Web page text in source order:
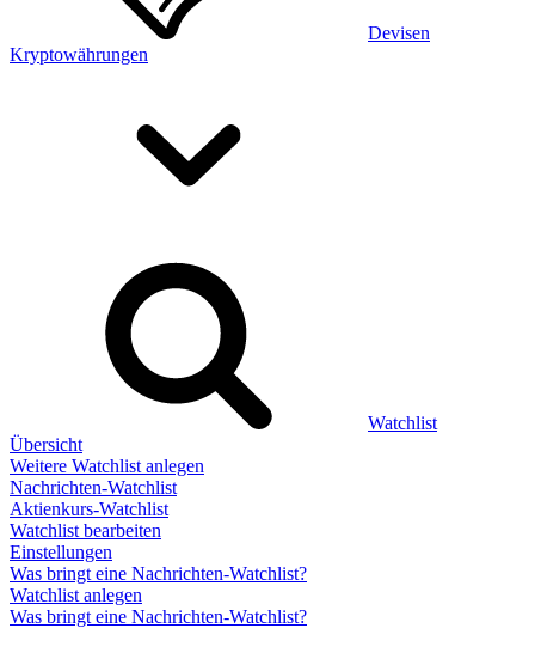
Devisen
Kryptowährungen
Watchlist
Übersicht
Weitere Watchlist anlegen
Nachrichten-Watchlist
Aktienkurs-Watchlist
Watchlist bearbeiten
Einstellungen
Was bringt eine Nachrichten-Watchlist?
Watchlist anlegen
Was bringt eine Nachrichten-Watchlist?